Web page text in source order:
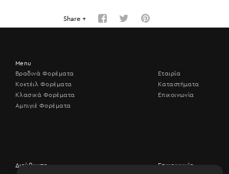
Share +
Menu
Βραδινά Φορέματα
Κοκτέιλ Φορέματα
Κλασικά Φορέματα
Αμπιγιέ Φορέματα
Εταιρία
Καταστήματα
Επικοινωνία
Διεύθυνση
Επικοινωνία